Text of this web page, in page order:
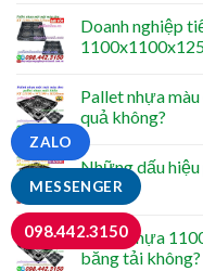
Doanh nghiệp
Pallet nhựa
quả không?
Những dấu
ngay
Pallet nhựa
băng tải không?
MESSENGER
ZALO
098.442.3150